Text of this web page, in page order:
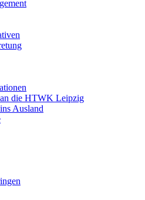
die HTWK Leipzig
Ausland